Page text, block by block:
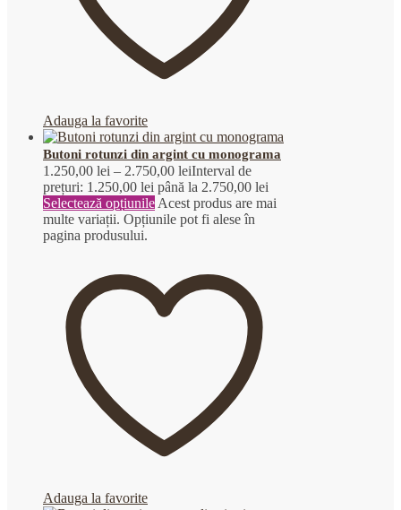
Adauga la favorite
Butoni rotunzi din argint cu monograma
1.250,00 lei – 2.750,00 leiInterval de
prețuri: 1.250,00 lei până la 2.750,00 lei
Selectează opțiunile Acest produs are mai
multe variații. Opțiunile pot fi alese în
pagina produsului.
Adauga la favorite